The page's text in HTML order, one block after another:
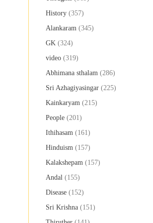
History (357)
Alankaram (345)
GK (324)
video (319)
Abhimana sthalam (286)
Sri Azhagiyasingar (225)
Kainkaryam (215)
People (201)
Ithihasam (161)
Hinduism (157)
Kalakshepam (157)
Andal (155)
Disease (152)
Sri Krishna (151)